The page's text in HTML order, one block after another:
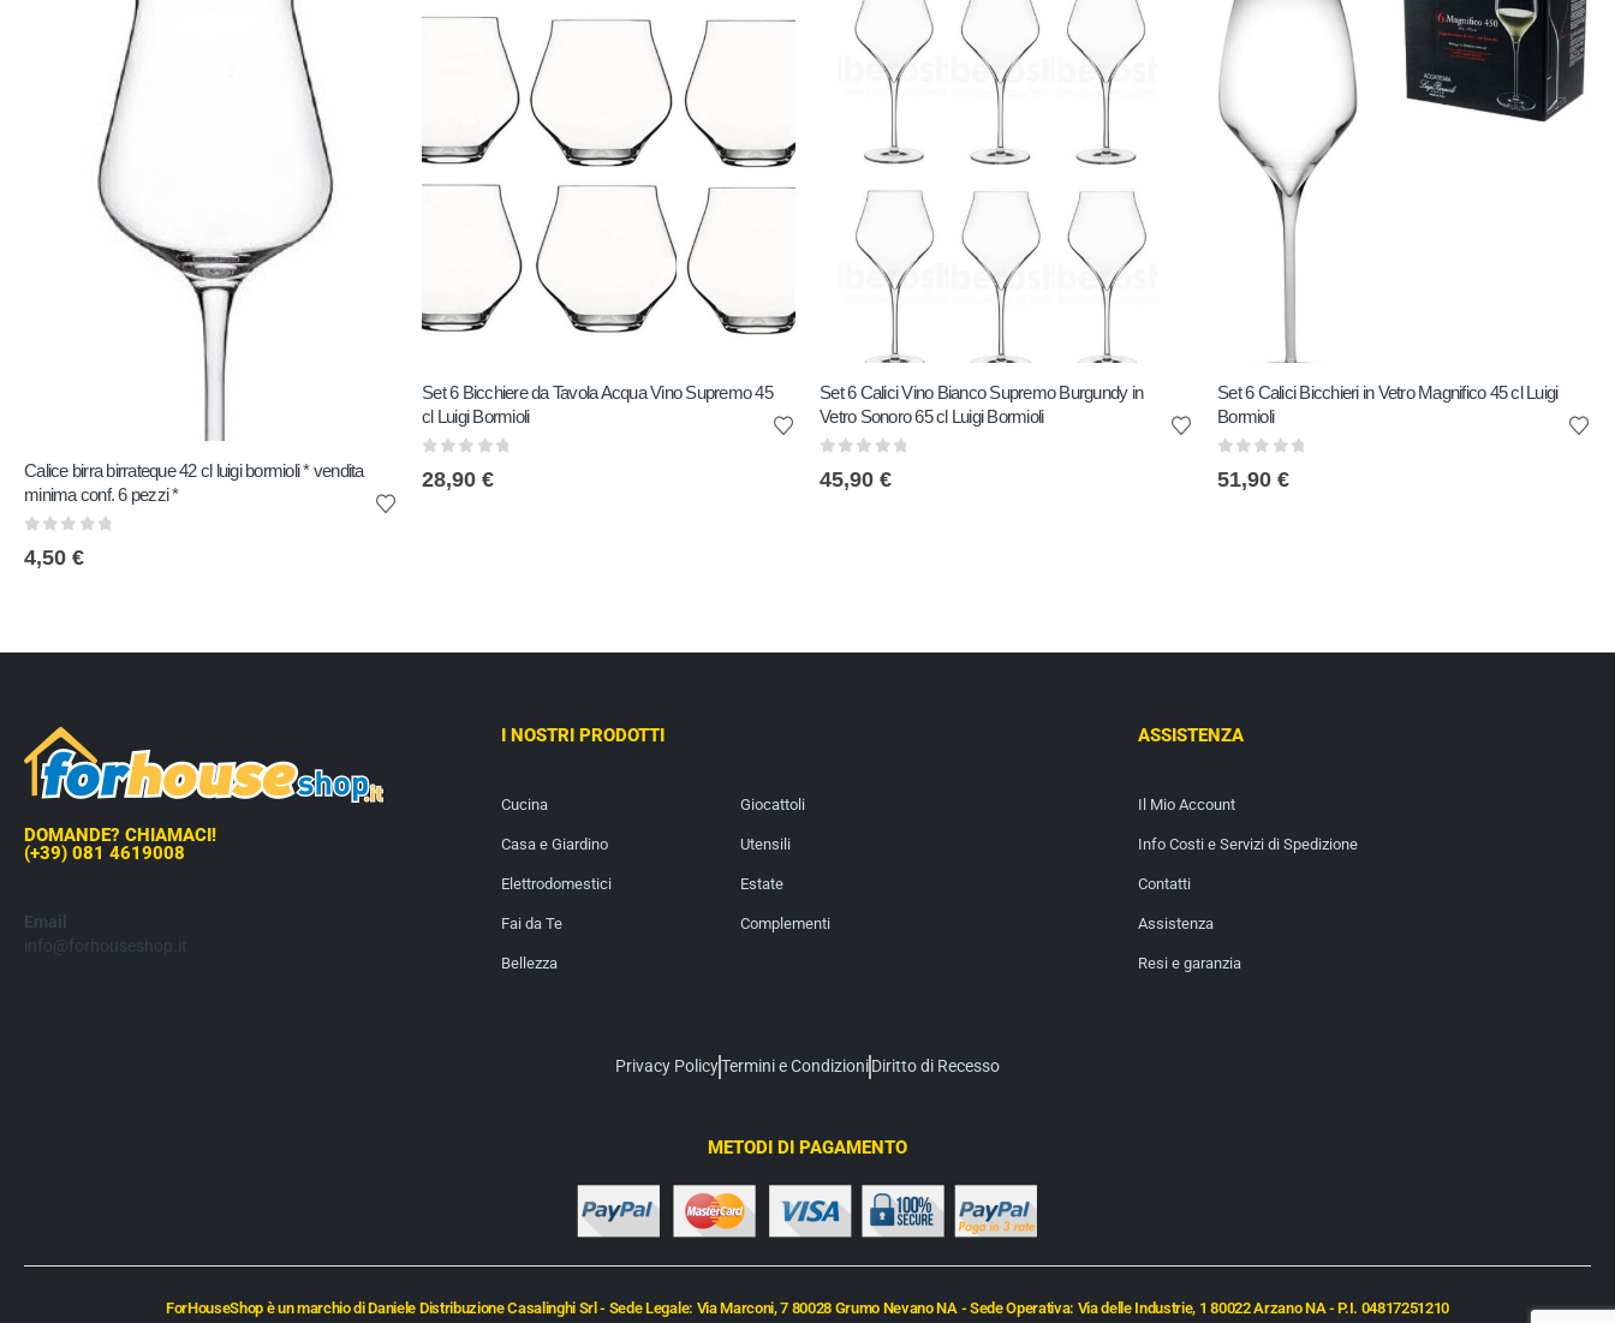
Calice birra birrateque 42 cl luigi bormioli * vendita
minima conf. 6 pezzi *
4,50 €
Set 6 Bicchiere da Tavola Acqua Vino Supremo 45
cl Luigi Bormioli
28,90 €
Set 6 Calici Vino Bianco Supremo Burgundy in
Vetro Sonoro 65 cl Luigi Bormioli
45,90 €
Set 6 Calici Bicchieri in Vetro Magnifico 45 cl Luigi
Bormioli
51,90 €
DOMANDE? CHIAMACI!
(+39) 081 4619008
Email
info@forhouseshop.it
I NOSTRI PRODOTTI
Cucina
Casa e Giardino
Elettrodomestici
Fai da Te
Bellezza
Giocattoli
Utensili
Estate
Complementi
ASSISTENZA
Il Mio Account
Info Costi e Servizi di Spedizione
Contatti
Assistenza
Resi e garanzia
Privacy PolicyTermini e CondizioniDiritto di Recesso
METODI DI PAGAMENTO
ForHouseShop è un marchio di Daniele Distribuzione Casalinghi Srl - Sede Legale: Via Marconi, 7 80028 Grumo Nevano NA - Sede Operativa: Via delle Industrie, 1 80022 Arzano NA - P.I. 04817251210